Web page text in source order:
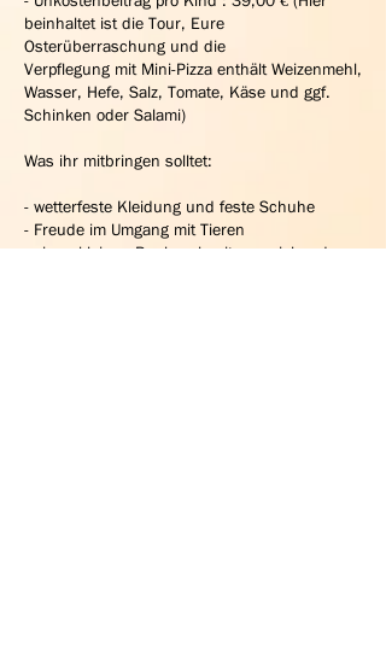
beinhaltet ist die Tour, Eure
Osterüberraschung und die
Verpflegung mit Mini-Pizza enthält Weizenmehl,
Wasser, Hefe, Salz, Tomate, Käse und ggf.
Schinken oder Salami)
Was ihr mitbringen solltet:
- wetterfeste Kleidung und feste Schuhe
- Freude im Umgang mit Tieren
- einen kleinen Rucksack mit ausreichend